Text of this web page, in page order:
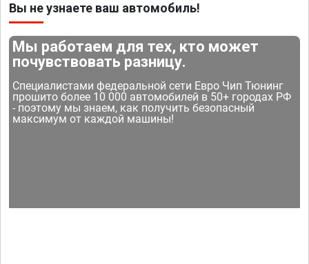
Вы не узнаете ваш автомобиль!
Мы работаем для тех, кто может
почувствовать разницу.
Специалистами федеральной сети Евро Чип Тюнинг
прошито более 10 000 автомобилей в 50+ городах РФ
- поэтому мы знаем, как получить безопасный
максимум от каждой машины!